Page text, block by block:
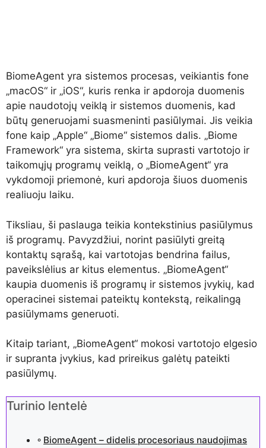
BiomeAgent yra sistemos procesas, veikiantis fone
„macOS“ ir „iOS“, kuris renka ir apdoroja duomenis
apie naudotojų veiklą ir sistemos duomenis, kad
būtų generuojami suasmeninti pasiūlymai. Jis veikia
fone kaip „Apple“ „Biome“ sistemos dalis. „Biome
Framework“ yra sistema, skirta suprasti vartotojo ir
taikomųjų programų veiklą, o „BiomeAgent“ yra
vykdomoji priemonė, kuri apdoroja šiuos duomenis
realiuoju laiku.
Tiksliau, ši paslauga teikia kontekstinius pasiūlymus
iš programų. Pavyzdžiui, norint pasiūlyti greitą
kontaktų sąrašą, kai vartotojas bendrina failus,
paveikslėlius ar kitus elementus. „BiomeAgent“
kaupia duomenis iš programų ir sistemos įvykių, kad
operacinei sistemai pateiktų kontekstą, reikalingą
pasiūlymams generuoti.
Kitaip tariant, „BiomeAgent“ mokosi vartotojo elgesio
ir supranta įvykius, kad prireikus galėtų pateikti
pasiūlymų.
Turinio lentelė
BiomeAgent – ​​didelis procesoriaus naudojimas